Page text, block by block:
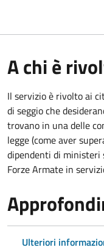
A chi è
Il servizio è rivolto ai
di seggio che
trovano in una delle
legge (come aver
dipendenti di ministeri
Forze Armate in
Ulteriori